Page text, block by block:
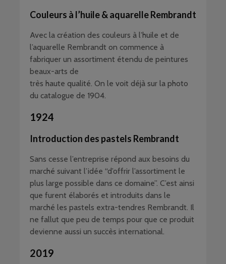
Couleurs à l’huile & aquarelle Rembrandt
Avec la création des couleurs à l’huile et de
l’aquarelle Rembrandt on commence à
fabriquer un assortiment étendu de peintures
beaux-arts de
très haute qualité. On le voit déjà sur la photo
du catalogue de 1904.
1924
Introduction des pastels Rembrandt
Sans cesse l’entreprise répond aux besoins du
marché suivant l’idée “d’offrir l’assortiment le
plus large possible dans ce domaine”. C’est ainsi
que furent élaborés et introduits dans le
marché les pastels extra-tendres Rembrandt. Il
ne fallut que peu de temps pour que ce produit
devienne aussi un succès international.
2019